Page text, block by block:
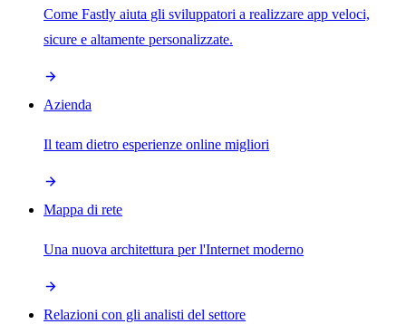
Come Fastly aiuta gli sviluppatori a realizzare app veloci,
sicure e altamente personalizzate.
Azienda
Il team dietro esperienze online migliori
Mappa di rete
Una nuova architettura per l'Internet moderno
Relazioni con gli analisti del settore